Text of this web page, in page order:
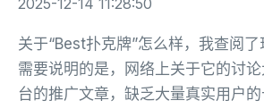
2025-12-14 11:28:50
关于“Best扑克牌”怎么样，我查阅了
需要说明的是，网络上关于它的讨
台的推广文章，缺乏大量真实用户